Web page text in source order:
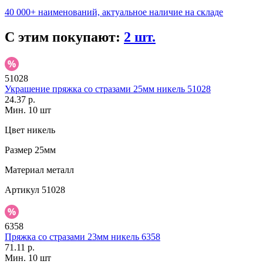
40 000+ наименований, актуальное наличие на складе
С этим покупают: 2 шт.
51028
Украшение пряжка со стразами 25мм никель 51028
24.37 р.
Мин. 10 шт
Цвет никель
Размер 25мм
Материал металл
Артикул 51028
6358
Пряжка со стразами 23мм никель 6358
71.11 р.
Мин. 10 шт